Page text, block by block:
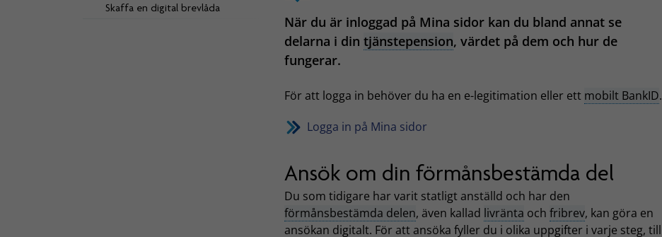
Skaffa en digital brevlåda
När du är inloggad på Mina sidor kan du bland annat se
delarna i din tjänstepension, värdet på dem och hur de
fungerar.
För att logga in behöver du ha en e-legitimation eller ett mobilt BankID.
Logga in på Mina sidor
Ansök om din förmånsbestämda del
Du som tidigare har varit statligt anställd och har den
förmånsbestämda delen, även kallad livränta och fribrev, kan göra en
ansökan digitalt. För att ansöka fyller du i olika uppgifter i varje steg, till